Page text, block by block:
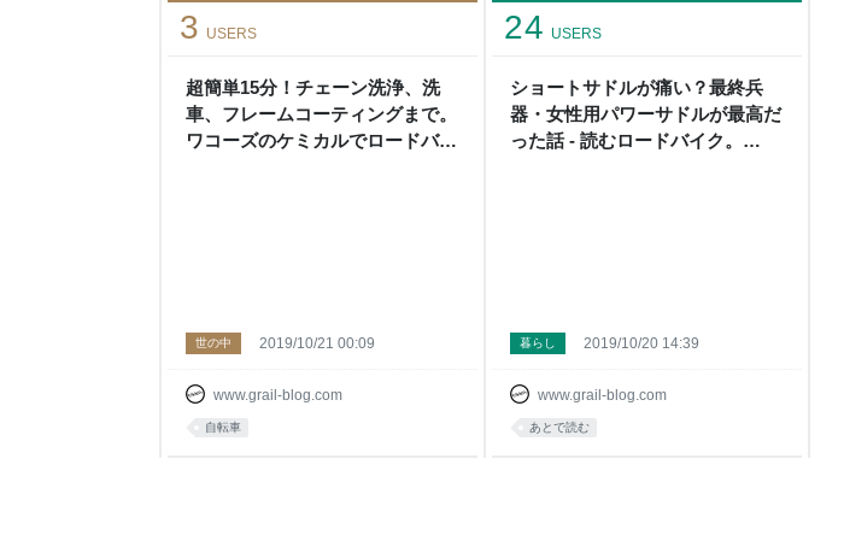
超簡単15分！チェーン洗浄、洗
車、フレームコーティングまで。
ワコーズのケミカルでロードバイ
3 USERS
www.grail-blog.com
世の中 2019/10/21 00:09
自転車
ショートサドルが痛い？最終兵
器・女性用パワーサドルが最高だ
った話 - 読むロードバイク。
24 USERS
www.grail-blog.com
暮らし 2019/10/20 14:39
あとで読む